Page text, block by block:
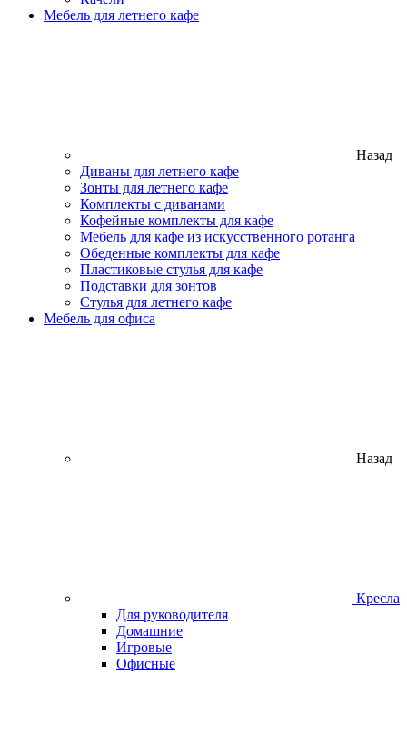
Мебель для летнего кафе
Назад
Диваны для летнего кафе
Зонты для летнего кафе
Комплекты с диванами
Кофейные комплекты для кафе
Мебель для кафе из искусственного ротанга
Обеденные комплекты для кафе
Пластиковые стулья для кафе
Подставки для зонтов
Стулья для летнего кафе
Мебель для офиса
Назад
Кресла
Для руководителя
Домашние
Игровые
Офисные